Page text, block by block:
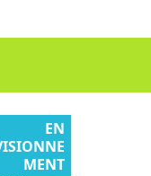
EN
MENT